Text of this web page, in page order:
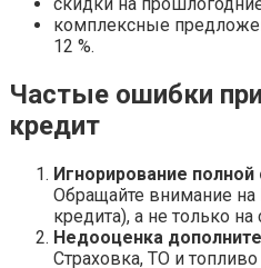
скидки на
комплексные
12 %.
Частые ошибки
кредит
Игнорирование
Обращайте внимание
кредита), а не только на
Недооценка
Страховка, ТО и